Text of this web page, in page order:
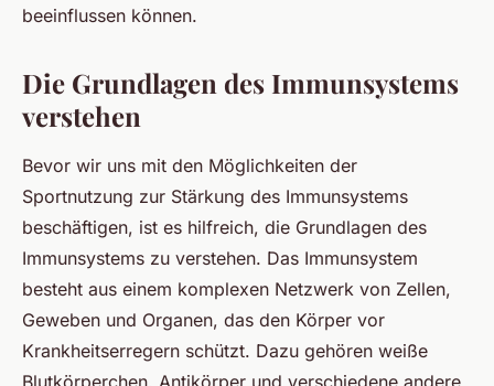
beeinflussen können.
Die Grundlagen des Immunsystems
verstehen
Bevor wir uns mit den Möglichkeiten der
Sportnutzung zur Stärkung des Immunsystems
beschäftigen, ist es hilfreich, die Grundlagen des
Immunsystems zu verstehen. Das Immunsystem
besteht aus einem komplexen Netzwerk von Zellen,
Geweben und Organen, das den Körper vor
Krankheitserregern schützt. Dazu gehören weiße
Blutkörperchen, Antikörper und verschiedene andere